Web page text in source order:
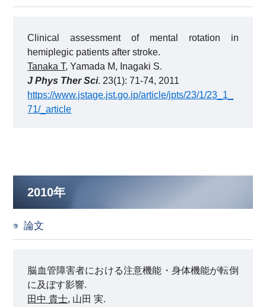
Clinical assessment of mental rotation in
hemiplegic patients after stroke.
Tanaka T, Yamada M, Inagaki S.
J Phys Ther Sci. 23(1): 71-74, 2011
https://www.jstage.jst.go.jp/article/jpts/23/1/23_1_
71/_article
2010年
論文
脳血管障害者における注意機能・身体機能が転倒
に及ぼす影響.
田中 貴士, 山田 実.